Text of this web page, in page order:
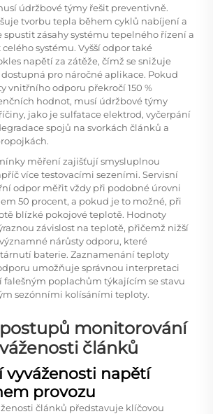
údržbové týmy řešit preventivně.
tvorbu tepla během cyklů nabíjení a
spustit zásahy systému tepelného řízení a
systému. Vyšší odpor také
napětí za zátěže, čímž se snižuje
pro náročné aplikace. Pokud
vnitřního odporu překročí 150 %
hodnot, musí údržbové týmy
jako je sulfatace elektrod, vyčerpání
spojů na svorkách článků a
měření zajišťují smysluplnou
více testovacími sezeními. Servisní
odpor měřit vždy při podobné úrovni
50 procent, a pokud je to možné, při
blízké pokojové teplotě. Hodnoty
závislost na teplotě, přičemž nižší
nárůsty odporu, které
baterie. Zaznamenání teploty
umožňuje správnou interpretaci
falešným poplachům týkajícím se stavu
sezónními kolísáními teploty.
monitorování
článků
vyváženosti napětí
provozu
článků představuje klíčovou